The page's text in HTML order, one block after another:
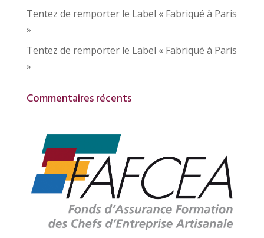
Tentez de remporter le Label « Fabriqué à Paris
»
Tentez de remporter le Label « Fabriqué à Paris
»
Commentaires récents